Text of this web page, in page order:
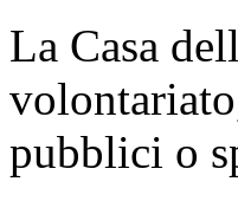
La Casa
pubblici o